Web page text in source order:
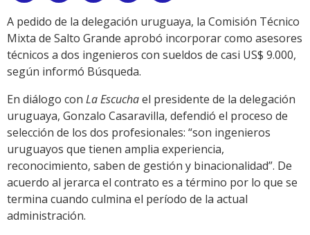
Link
A pedido de la delegación uruguaya, la Comisión Técnico
Mixta de Salto Grande aprobó incorporar como asesores
técnicos a dos ingenieros con sueldos de casi US$ 9.000,
según informó Búsqueda.
En diálogo con La Escuchael presidente de la delegación
uruguaya, Gonzalo Casaravilla, defendió el proceso de
selección de los dos profesionales: “son ingenieros
uruguayos que tienen amplia experiencia,
reconocimiento, saben de gestión y binacionalidad”. De
acuerdo al jerarca el contrato es a término por lo que se
termina cuando culmina el período de la actual
administración.